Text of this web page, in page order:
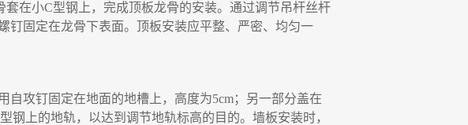
套在小C型钢上，完成顶板龙骨的安装。通过调节吊杆丝杆
钉固定在龙骨下表面。顶板安装应平整、严密、均匀一
自攻钉固定在地面的地槽上 ， 高度为5cm； 另一部分盖在
型钢上的地轨， 以达到调节地轨标高的目的。墙板安装时，